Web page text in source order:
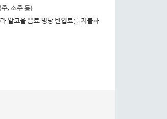
, 소주 등)
알코올 음료 병당 반입료를 지불하